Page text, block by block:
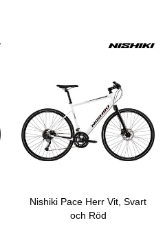
Nishiki Pace Herr Vit, Svart
och Röd